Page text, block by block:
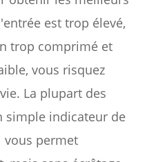
est trop élevé,
trop comprimé et
vous risquez
La plupart des
simple indicateur de
vous permet